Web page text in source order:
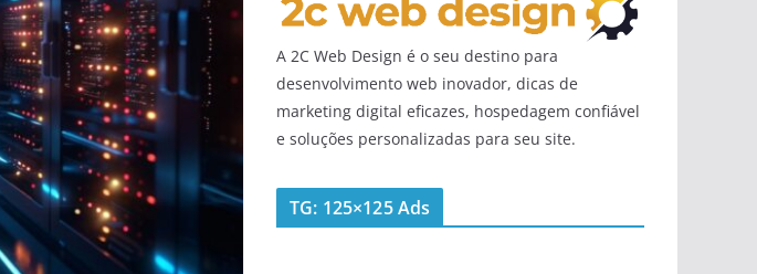
A 2C Web Design é o seu destino para
desenvolvimento web inovador, dicas de
marketing digital eficazes, hospedagem confiável
e soluções personalizadas para seu site.
TG: 125×125 Ads